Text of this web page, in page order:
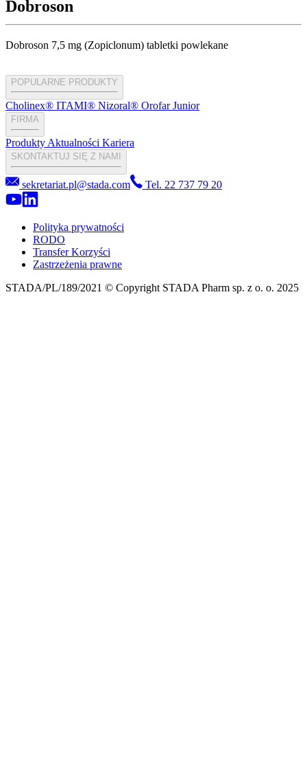
Dobroson
Dobroson 7,5 mg (Zopiclonum) tabletki powlekane
POPULARNE PRODUKTY
Cholinex® ITAMI® Nizoral® Orofar Junior
FIRMA
Produkty Aktualności Kariera
SKONTAKTUJ SIĘ Z NAMI
sekretariat.pl@stada.com Tel. 22 737 79 20
Polityka prywatności
RODO
Transfer Korzyści
Zastrzeżenia prawne
STADA/PL/189/2021 © Copyright STADA Pharm sp. z o. o. 2025